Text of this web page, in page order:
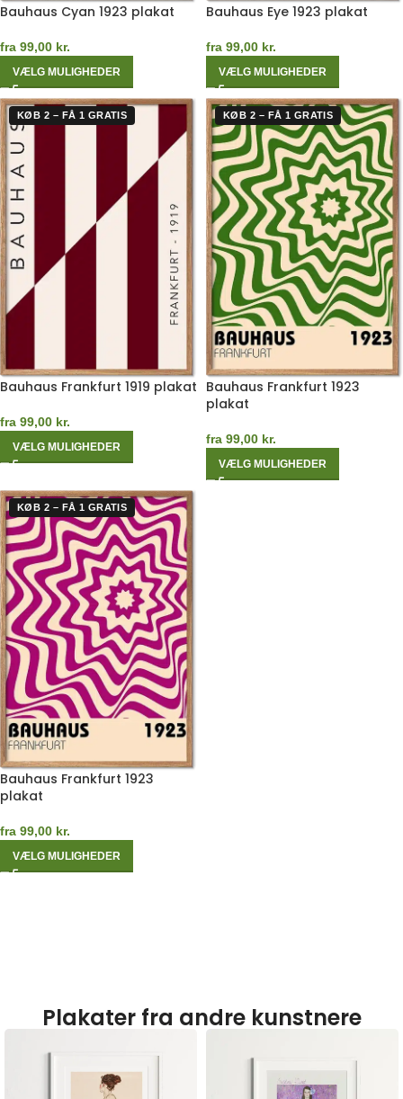
Bauhaus Cyan 1923 plakat
fra 99,00 kr.
VÆLG MULIGHEDER
Bauhaus Eye 1923 plakat
fra 99,00 kr.
VÆLG MULIGHEDER
KØB 2 – FÅ 1 GRATIS
Bauhaus Frankfurt 1919 plakat
fra 99,00 kr.
VÆLG MULIGHEDER
KØB 2 – FÅ 1 GRATIS
Bauhaus Frankfurt 1923
plakat
fra 99,00 kr.
VÆLG MULIGHEDER
KØB 2 – FÅ 1 GRATIS
Bauhaus Frankfurt 1923
plakat
fra 99,00 kr.
VÆLG MULIGHEDER
Plakater fra andre kunstnere